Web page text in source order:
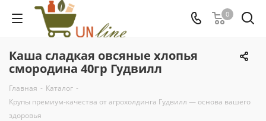
0
Каша сладкая овсяные хлопья
смородина 40гр Гудвилл
Главная - Каталог -
Крупы премиум-качества от агрохолдинга Гудвилл — основа вашего
здоровья